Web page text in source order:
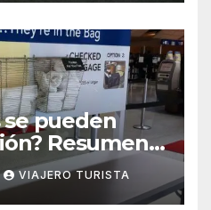
pueden
Resumen
VIAJERO TURISTA